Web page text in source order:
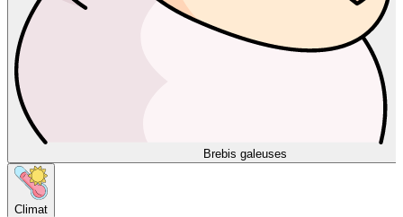
Brebis galeuses
Climat